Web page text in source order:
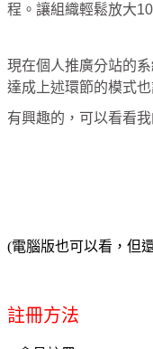
程。讓組織輕鬆放大
現在個人推廣分站的
達成上述環節的模式
有興趣的，可以看看
(電腦版也可以看，但
註冊方法